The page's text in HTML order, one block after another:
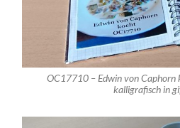
OC17710 – Edwin von Caphorn
kalligrafisch in